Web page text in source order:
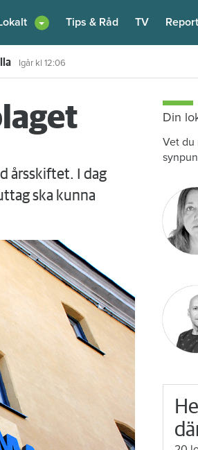
Tips & Råd TV
kl 17:55
årsskiftet. I dag
ska kunna
Din
Vet du